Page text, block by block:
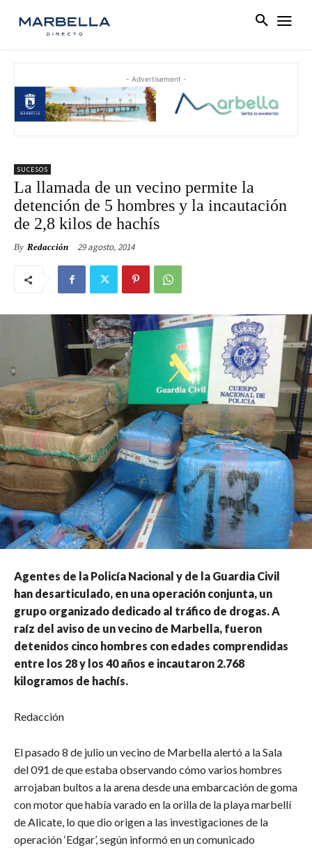
- Advertisement -
SUCESOS
La llamada de un vecino permite la
detención de 5 hombres y la incautación
de 2,8 kilos de hachís
By Redacción 29 agosto, 2014
Agentes de la Policía Nacional y de la Guardia Civil
han desarticulado, en una operación conjunta, un
grupo organizado dedicado al tráfico de drogas. A
raíz del aviso de un vecino de Marbella, fueron
detenidos cinco hombres con edades comprendidas
entre los 28 y los 40 años e incautaron 2.768
kilogramos de hachís.
Redacción
El pasado 8 de julio un vecino de Marbella alertó a la Sala
del 091 de que estaba observando cómo varios hombres
arrojaban bultos a la arena desde una embarcación de goma
con motor que había varado en la orilla de la playa marbellí
de Alicate, lo que dio origen a las investigaciones de la
operación ‘Edgar’, según informó en un comunicado